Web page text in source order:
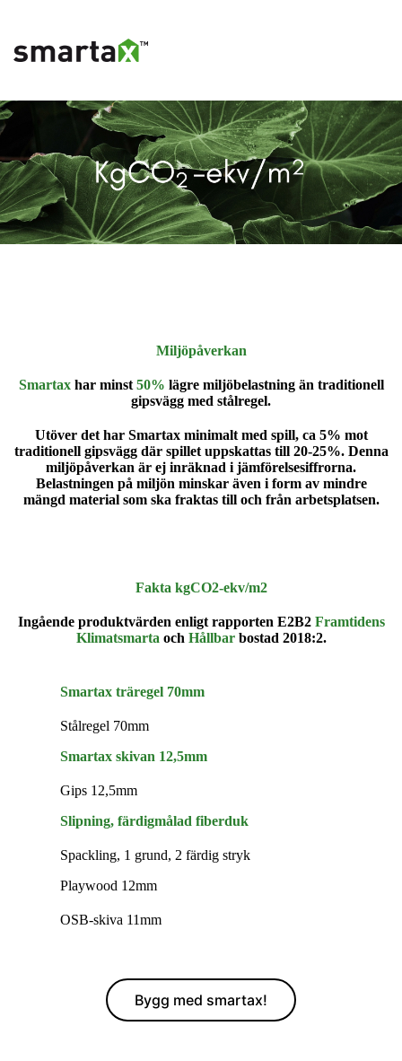
Miljöpåverkan
Smartax har minst 50% lägre miljöbelastning än traditionell
gipsvägg med stålregel.
Utöver det har Smartax minimalt med spill, ca 5% mot
traditionell gipsvägg där spillet uppskattas till 20-25%. Denna
miljöpåverkan är ej inräknad i jämförelsesiffrorna.
Belastningen på miljön minskar även i form av mindre
mängd material som ska fraktas till och från arbetsplatsen.
Fakta kgCO2-ekv/m2
Ingående produktvärden enligt rapporten E2B2 Framtidens
Klimatsmarta och Hållbarbostad 2018:2.
Smartax träregel 70mm
Stålregel 70mm
Smartax skivan 12,5mm
Gips 12,5mm
Slipning, färdigmålad fiberduk
Spackling, 1 grund, 2 färdig stryk
Playwood 12mm
OSB-skiva 11mm
Bygg med smartax!